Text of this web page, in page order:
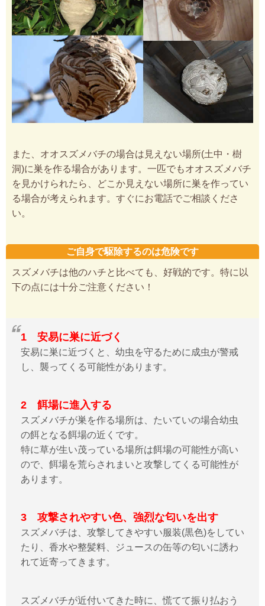
また、オオスズメバチの場合は見えない場所(土中・樹
洞)に巣を作る場合があります。一匹でもオオスズメバチ
を見かけられたら、どこか見えない場所に巣を作ってい
る場合が考えられます。すぐにお電話でご相談くださ
い。
ご自身で駆除するのは危険です
スズメバチは他のハチと比べても、好戦的です。特に以
下の点には十分ご注意ください！
1 安易に巣に近づく
安易に巣に近づくと、幼虫を守るために成虫が警戒
し、襲ってくる可能性があります。
2 餌場に進入する
スズメバチが巣を作る場所は、たいていの場合幼虫
の餌となる餌場の近くです。
特に草が生い茂っている場所は餌場の可能性が高い
ので、餌場を荒らされまいと攻撃してくる可能性が
あります。
3 攻撃されやすい色、強烈な匂いを出す
スズメバチは、攻撃してきやすい服装(黒色)をしてい
たり、香水や整髪料、ジュースの缶等の匂いに誘わ
れて近寄ってきます。
スズメバチが近付いてきた時に、慌てて振り払おう